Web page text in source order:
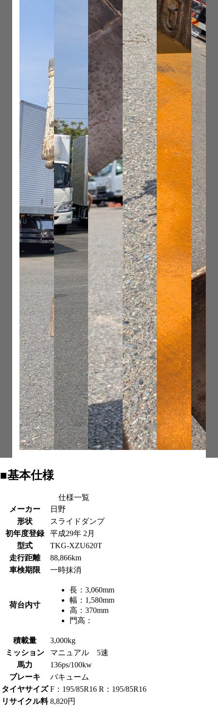
■基本仕様
仕様一覧
メーカー
日野
形状
スライドダンプ
初年度登録
平成29年 2月
型式
TKG-XZU620T
走行距離
88,866km
車検期限
一時抹消
荷台内寸
長： 3,060mm
幅： 1,580mm
高： 370mm
門高：
積載量
3,000kg
ミッション
マニュアル 5速
馬力
136ps/100kw
ブレーキ
バキューム
タイヤサイズ F：195/85R16 R：195/85R16
リサイクル料 8,820円